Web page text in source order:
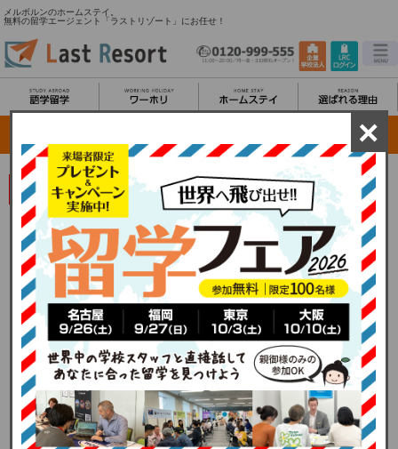
メルボルンのホームステイ。
無料の留学エージェント「ラストリゾート」にお任せ！
×
日本では考えられないような異文化を体験できるチャンス
ホストファミリーと多数提携！
メルボルンでホームステイをしよう！
ラストリゾートが無料手配致します！
メルボルンの「ホームステイ」事情
メルボルンでホームステイ滞在の場合、ホームステイ先から語学学校まで一般的に約
50分程度かかると言われています。この移動時間を長く感じるかもしれませんが、メ
ルボルンでは一般的で、トラムに乗ってメルボルンのお洒落な街並みを楽しんだり、
移動中に読書をしたりと、学生も通学時間を楽しんでいます。また、メルボルンの人
たちは、弱い者に優しい“フェア精神”溢れる方が多いと言われています。多くの移民
が共同しているメルボルンですので、性別や人種は関係ないのはもちろんのこと、留
学生に対してもみんな平等だという精神の下、一緒に生活をしています。初めてのホ
ームステイでも居心地良く生活できるのはメルボルンの魅力です。